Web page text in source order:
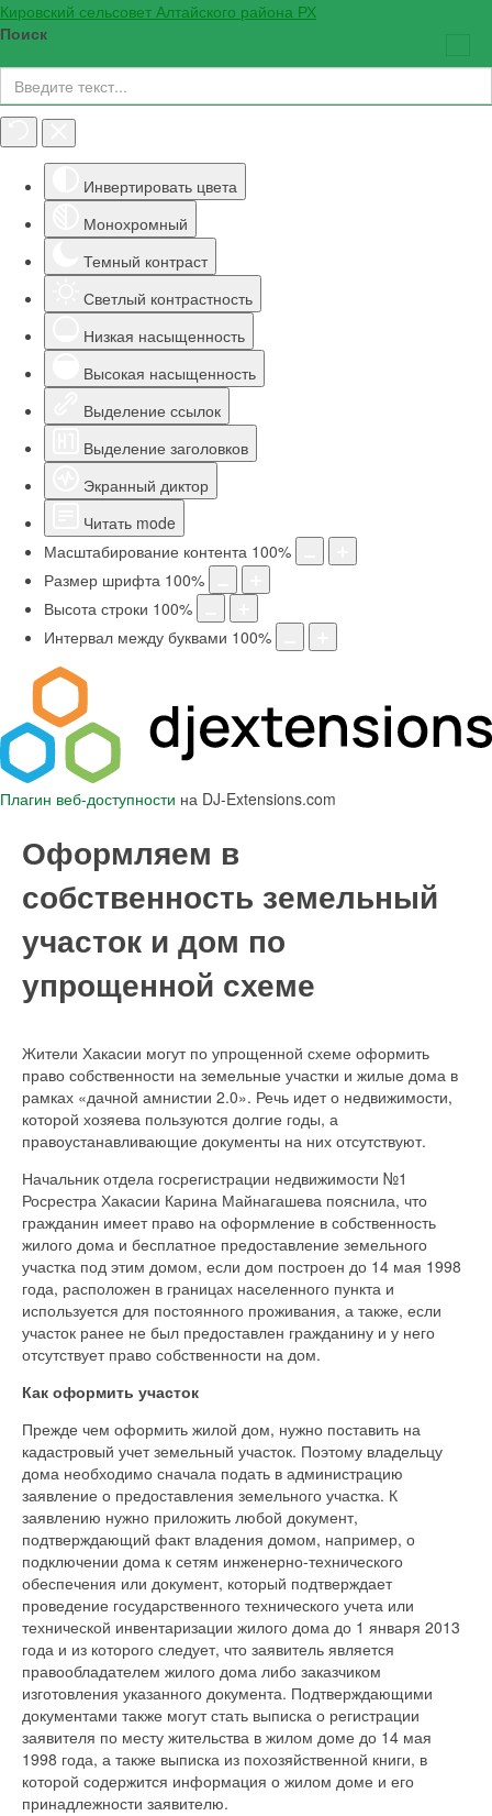
Инструменты доступности
Инвертировать цвета
Монохромный
Темный контраст
Светлый контрастность
Низкая насыщенность
Высокая насыщенность
Выделение ссылок
Выделение заголовков
Экранный диктор
Читать mode
Масштабирование контента 100%
Размер шрифта 100%
Высота строки 100%
Интервал между буквами 100%
Плагин веб-доступности на DJ-Extensions.com
Кировский сельсовет Алтайского района РХ
Поиск
Оформляем в
собственность земельный
участок и дом по
упрощенной схеме
Жители Хакасии могут по упрощенной схеме оформить
право собственности на земельные участки и жилые дома в
рамках «дачной амнистии 2.0». Речь идет о недвижимости,
которой хозяева пользуются долгие годы, а
правоустанавливающие документы на них отсутствуют.
Начальник отдела госрегистрации недвижимости №1
Росрестра Хакасии Карина Майнагашева пояснила, что
гражданин имеет право на оформление в собственность
жилого дома и бесплатное предоставление земельного
участка под этим домом, если дом построен до 14 мая 1998
года, расположен в границах населенного пункта и
используется для постоянного проживания, а также, если
участок ранее не был предоставлен гражданину и у него
отсутствует право собственности на дом.
Как оформить участок
Прежде чем оформить жилой дом, нужно поставить на
кадастровый учет земельный участок. Поэтому владельцу
дома необходимо сначала подать в администрацию
заявление о предоставления земельного участка. К
заявлению нужно приложить любой документ,
подтверждающий факт владения домом, например, о
подключении дома к сетям инженерно-технического
обеспечения или документ, который подтверждает
проведение государственного технического учета или
технической инвентаризации жилого дома до 1 января 2013
года и из которого следует, что заявитель является
правообладателем жилого дома либо заказчиком
изготовления указанного документа. Подтверждающими
документами также могут стать выписка о регистрации
заявителя по месту жительства в жилом доме до 14 мая
1998 года, а также выписка из похозяйственной книги, в
которой содержится информация о жилом доме и его
принадлежности заявителю.